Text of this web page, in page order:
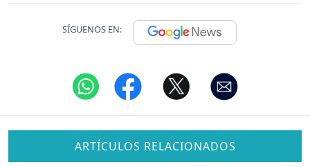
SÍGUENOS EN:
ARTÍCULOS RELACIONADOS